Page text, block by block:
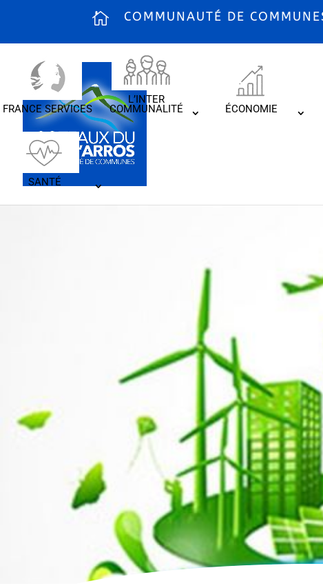
COMMUNAUTÉ DE
FRANCE SERVICES
L’INTER
COMMUNALITÉ ÉCONOMIE
SANTÉ